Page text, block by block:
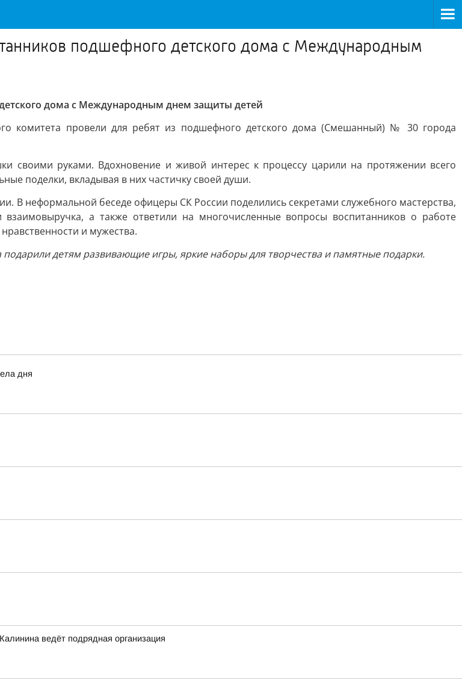
подшефного детского дома с Международным
дома с Международным днем защиты детей
комитета провели для ребят из подшефного детского дома (Смешанный) № 30 города
своими руками. Вдохновение и живой интерес к процессу царили на протяжении всего
поделки, вкладывая в них частичку своей души.
В неформальной беседе офицеры СК России поделились секретами служебного мастерства,
а также ответили на многочисленные вопросы воспитанников о работе
и мужества.
детям развивающие игры, яркие наборы для творчества и памятные подарки.
дня
ведёт подрядная организация